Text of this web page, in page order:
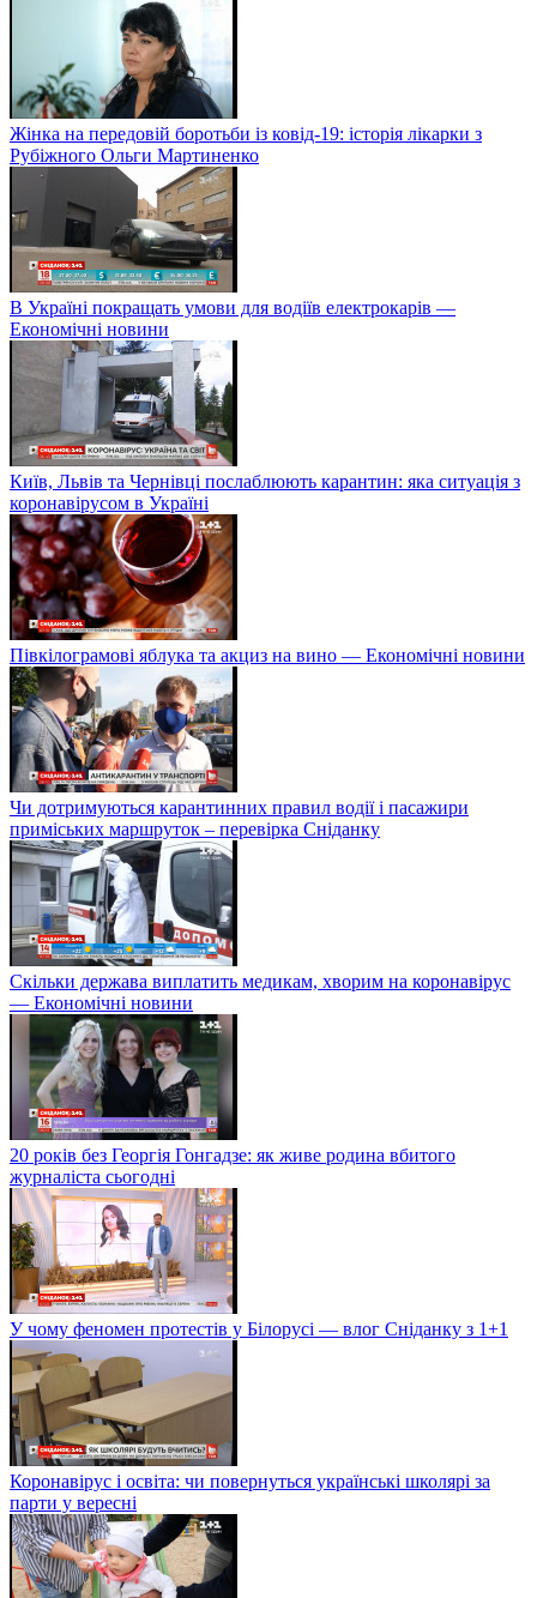
Жінка на передовій боротьби із ковід-19: історія лікарки з
Рубіжного Ольги Мартиненко
В Україні покращать умови для водіїв електрокарів —
Економічні новини
Київ, Львів та Чернівці послаблюють карантин: яка ситуація з
коронавірусом в Україні
Півкілограмові яблука та акциз на вино — Економічні новини
Чи дотримуються карантинних правил водії і пасажири
приміських маршруток – перевірка Сніданку
Скільки держава виплатить медикам, хворим на коронавірус
— Економічні новини
20 років без Георгія Гонгадзе: як живе родина вбитого
журналіста сьогодні
У чому феномен протестів у Білорусі — влог Сніданку з 1+1
Коронавірус і освіта: чи повернуться українські школярі за
парти у вересні